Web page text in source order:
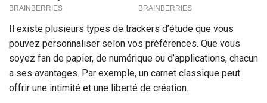
Il existe plusieurs types de trackers d’étude que vous
pouvez personnaliser selon vos préférences. Que vous
soyez fan de papier, de numérique ou d’applications, chacun
a ses avantages. Par exemple, un carnet classique peut
offrir une intimité et une liberté de création.